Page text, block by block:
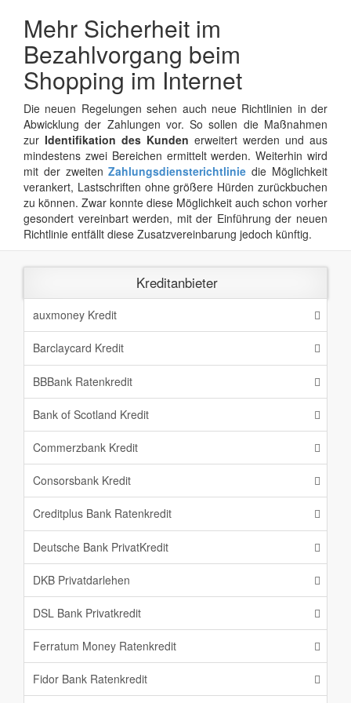
Mehr Sicherheit im
Bezahlvorgang beim
Shopping im Internet
Die neuen Regelungen sehen auch neue Richtlinien in der
Abwicklung der Zahlungen vor. So sollen die Maßnahmen
zur Identifikation des Kunden erweitert werden und aus
mindestens zwei Bereichen ermittelt werden. Weiterhin wird
mit der zweitenZahlungsdiensterichtlinie die Möglichkeit
verankert, Lastschriften ohne größere Hürden zurückbuchen
zu können. Zwar konnte diese Möglichkeit auch schon vorher
gesondert vereinbart werden, mit der Einführung der neuen
Richtlinie entfällt diese Zusatzvereinbarung jedoch künftig.
Kreditanbieter
auxmoney Kredit
Barclaycard Kredit
BBBank Ratenkredit
Bank of Scotland Kredit
Commerzbank Kredit
Consorsbank Kredit
Creditplus Bank Ratenkredit
Deutsche Bank PrivatKredit
DKB Privatdarlehen
DSL Bank Privatkredit
Ferratum Money Ratenkredit
Fidor Bank Ratenkredit